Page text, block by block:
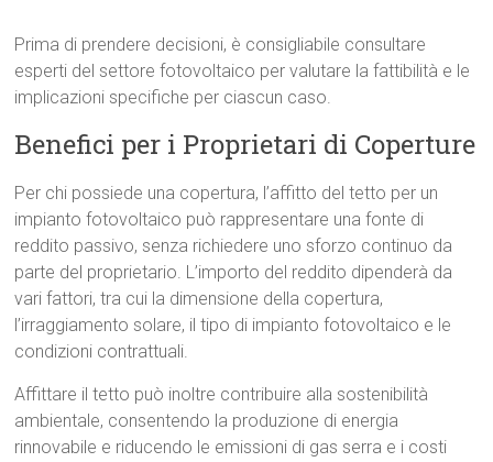
Prima di prendere decisioni, è consigliabile consultare
esperti del settore fotovoltaico per valutare la fattibilità e le
implicazioni specifiche per ciascun caso.
Benefici per i Proprietari di Coperture
Per chi possiede una copertura, l’affitto del tetto per un
impianto fotovoltaico può rappresentare una fonte di
reddito passivo, senza richiedere uno sforzo continuo da
parte del proprietario. L’importo del reddito dipenderà da
vari fattori, tra cui la dimensione della copertura,
l’irraggiamento solare, il tipo di impianto fotovoltaico e le
condizioni contrattuali.
Affittare il tetto può inoltre contribuire alla sostenibilità
ambientale, consentendo la produzione di energia
rinnovabile e riducendo le emissioni di gas serra e i costi